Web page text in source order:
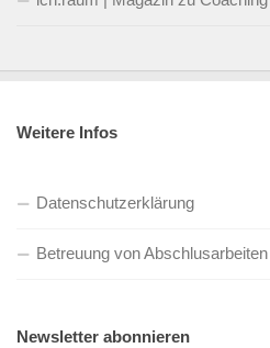
Weitere Infos
Datenschutzerklärung
Betreuung von Abschlusarbeiten
Newsletter abonnieren